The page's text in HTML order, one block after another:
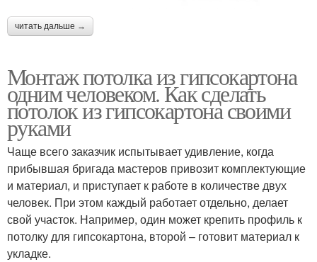
читать дальше →
Монтаж потолка из гипсокартона
одним человеком. Как сделать
потолок из гипсокартона своими
руками
Чаще всего заказчик испытывает удивление, когда
прибывшая бригада мастеров привозит комплектующие
и материал, и приступает к работе в количестве двух
человек. При этом каждый работает отдельно, делает
свой участок. Например, один может крепить профиль к
потолку для гипсокартона, второй – готовит материал к
укладке.